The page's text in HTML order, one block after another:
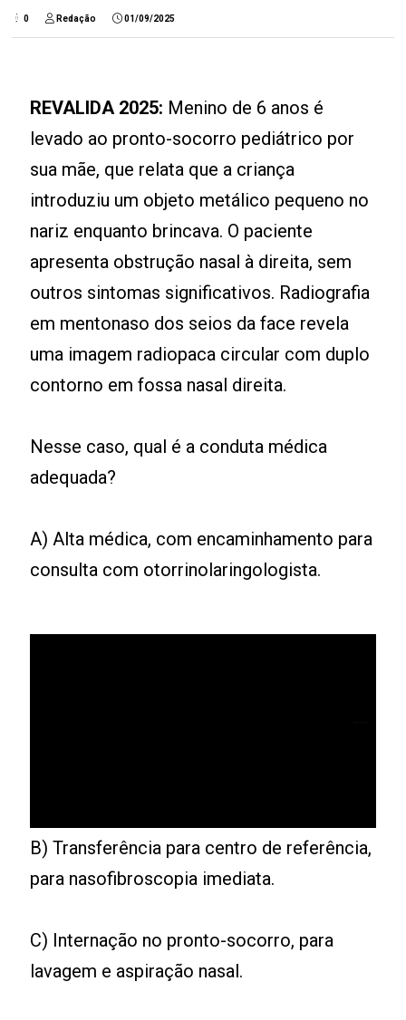
0 Redação 01/09/2025
REVALIDA 2025: Menino de 6 anos é
levado ao pronto-socorro pediátrico por
sua mãe, que relata que a criança
introduziu um objeto metálico pequeno no
nariz enquanto brincava. O paciente
apresenta obstrução nasal à direita, sem
outros sintomas significativos. Radiografia
em mentonaso dos seios da face revela
uma imagem radiopaca circular com duplo
contorno em fossa nasal direita.
Nesse caso, qual é a conduta médica
adequada?
A) Alta médica, com encaminhamento para
consulta com otorrinolaringologista.
B) Transferência para centro de referência,
para nasofibroscopia imediata.
C) Internação no pronto-socorro, para
lavagem e aspiração nasal.